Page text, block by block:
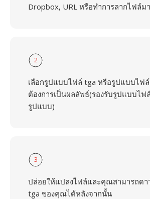
Dropbox, URL หรือทำการลากไฟล์ม
2
เลือกรูปแบบไฟล์ tga หรือรูปแบบไฟ
ต้องการเป็นผลลัพธ์(รองรับรูปแบบไฟ
รูปแบบ)
3
ปล่อยให้แปลงไฟล์และคุณสามารถด
tga ของคุณได้หลังจากนั้น